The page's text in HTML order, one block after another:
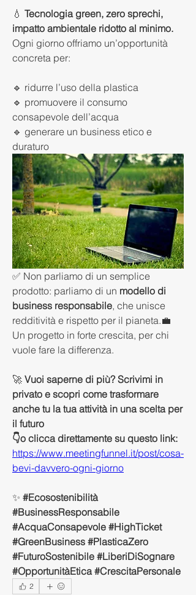
💧 Tecnologia green, zero sprechi,
impatto ambientale ridotto al minimo.
Ogni giorno offriamo un’opportunità
concreta per:
🔹 ridurre l’uso della plastica
🔹 promuovere il consumo
consapevole dell’acqua
🔹 generare un business etico e
duraturo
✅ Non parliamo di un semplice
prodotto: parliamo di un modello di
business responsabile, che unisce
redditività e rispetto per il pianeta.💼
Un progetto in forte crescita, per chi
vuole fare la differenza.
🚀 Vuoi saperne di più? Scrivimi in
privato e scopri come trasformare
anche tu la tua attività in una scelta per
il futuro
👇o clicca direttamente su questo link:
https://www.meetingfunnel.it/post/cosa-
bevi-davvero-ogni-giorno
✨ #Ecosostenibilità
#BusinessResponsabile
#AcquaConsapevole #HighTicket
#GreenBusiness #PlasticaZero
#FuturoSostenibile #LiberiDiSognare
#OpportunitàEtica #CrescitaPersonale
2